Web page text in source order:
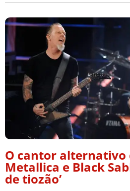
O cantor alternativo
Metallica e Black
de tiozão’